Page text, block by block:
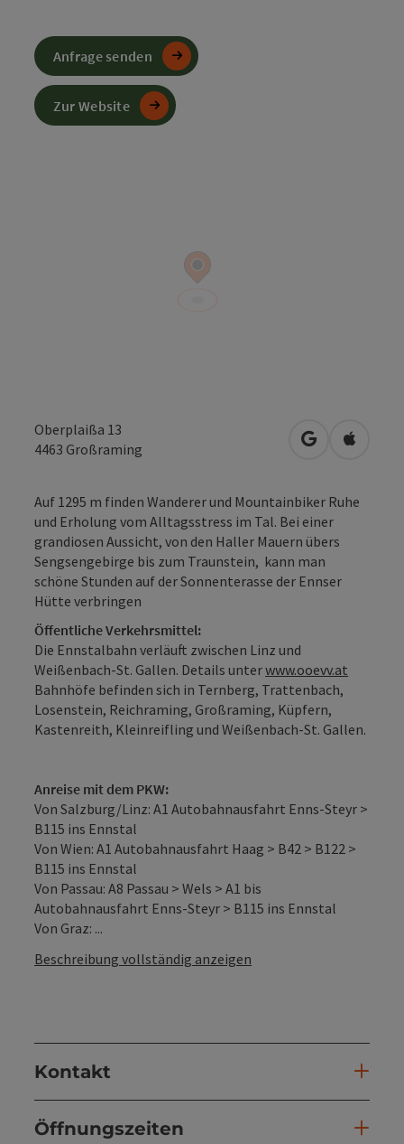
Oberplaißa 13
4463 Großraming in Google
in
Auf 1295 m finden Wanderer und Mountainbiker Ruhe
und Erholung vom Alltagsstress im Tal. Bei einer
grandiosen Aussicht, von den Haller Mauern übers
Sengsengebirge bis zum Traunstein, kann man
schöne Stunden auf der Sonnenterasse der Ennser
Hütte verbringen
Öffentliche Verkehrsmittel:
Die Ennstalbahn verläuft zwischen Linz und
Weißenbach-St. Gallen. Details unterwww.ooevv.at
Bahnhöfe befinden sich in Ternberg, Trattenbach,
Losenstein, Reichraming, Großraming, Küpfern,
Kastenreith, Kleinreifling und Weißenbach-St. Gallen.
Anreise mit dem PKW:
Von Salzburg/Linz: A1 Autobahnausfahrt Enns-Steyr >
B115 ins Ennstal
Von Wien: A1 Autobahnausfahrt Haag > B42 > B122 >
B115 ins Ennstal
Von Passau: A8 Passau > Wels > A1 bis
Autobahnausfahrt Enns-Steyr > B115 ins Ennstal
Von Graz: ...
Beschreibung vollständig anzeigen
Kontakt
Öffnungszeiten
Anfrage senden
Zur Website